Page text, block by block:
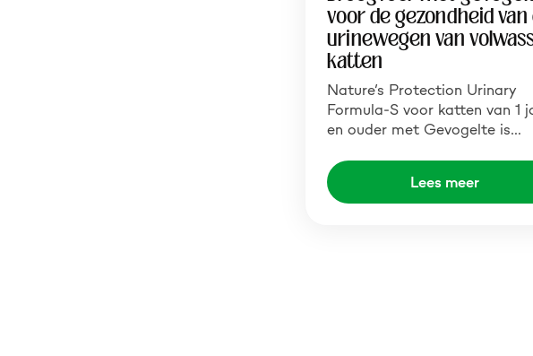
voor de gezondheid van
urinewegen van
katten
Nature’s Protection Urinary
Formula-S voor katten van 1
en ouder met Gevogelte is…
Lees meer